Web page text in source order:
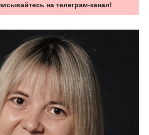
на телеграм-канал!